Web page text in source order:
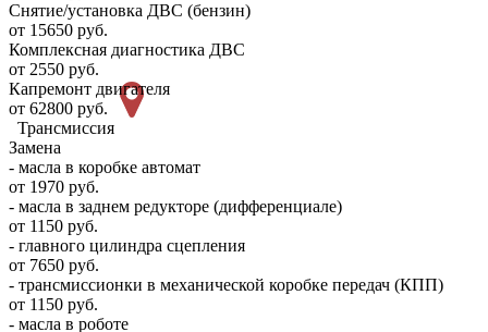
Снятие/установка ДВС (бензин)
от 15650 руб.
Комплексная диагностика ДВС
от 2550 руб.
Капремонт двигателя
от 62800 руб.
Трансмиссия
Замена
- масла в коробке автомат
от 1970 руб.
- масла в заднем редукторе (дифференциале)
от 1150 руб.
- главного цилиндра сцепления
от 7650 руб.
- трансмиссионки в механической коробке передач (КПП)
от 1150 руб.
- масла в роботе